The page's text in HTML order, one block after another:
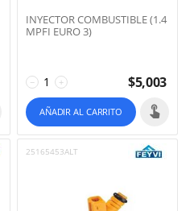
INYECTOR COMBUSTIBLE (1.4
MPFI EURO 3)
+
− $5,003
AÑADIR AL CARRITO
25165453ALT